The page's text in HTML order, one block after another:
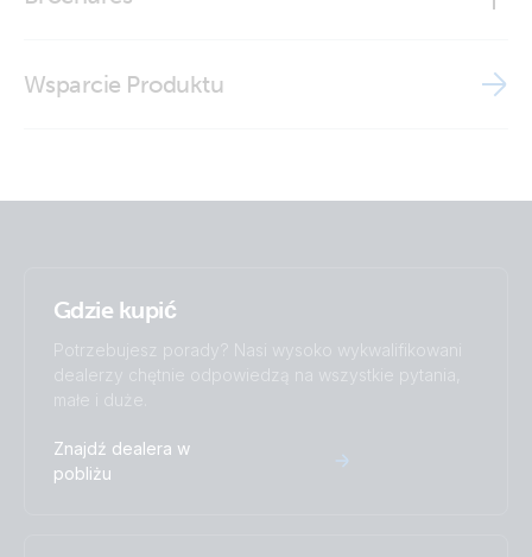
ISO9001 certificate
Wsparcie Produktu
Gdzie kupić
Potrzebujesz porady? Nasi wysoko wykwalifikowani
dealerzy chętnie odpowiedzą na wszystkie pytania,
małe i duże.
Znajdź dealera w
pobliżu